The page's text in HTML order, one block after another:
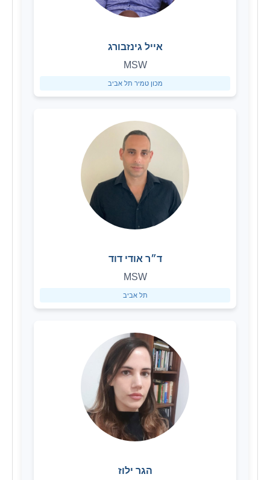
אייל גינזבורג
MSW
מכון טמיר תל אביב
ד״ר אודי דוד
MSW
תל אביב
הגר ילוז